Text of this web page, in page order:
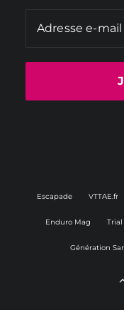
Escapade VTTAE.fr
Enduro Mag
Génération